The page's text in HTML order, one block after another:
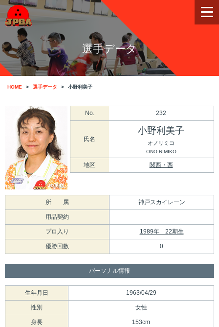
選手データ
HOME 選手データ 小野利美子
No. 232
氏名
小野利美子
オノリミコ
ONO RIMIKO
地区 関西・西
所 属 神戸スカイレーン
用品契約
プロ入り 1989年 22期生
優勝回数 0
パーソナル情報
生年月日 1963/04/29
性別 女性
身長 153cm